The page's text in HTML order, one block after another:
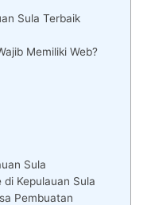
Sula Terbaik
Memiliki Web?
Sula
Kepulauan Sula
Pembuatan